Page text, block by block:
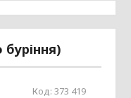
Код: 373 419